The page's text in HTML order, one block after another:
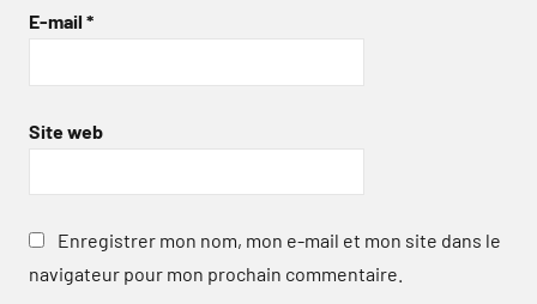
E-mail *
Site web
Enregistrer mon nom, mon e-mail et mon site dans le
navigateur pour mon prochain commentaire.